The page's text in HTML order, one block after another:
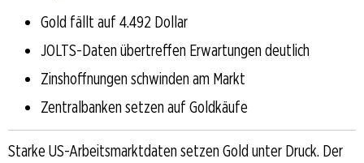
Gold fällt auf 4.492 Dollar
JOLTS-Daten übertreffen Erwartungen deutlich
Zinshoffnungen schwinden am Markt
Zentralbanken setzen auf Goldkäufe
Starke US-Arbeitsmarktdaten setzen Gold unter Druck. Der